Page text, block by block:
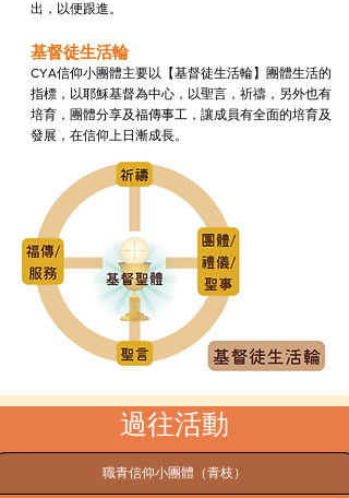
出，以便跟進。
基督徒生活輪
CYA信仰小團體主要以【基督徒生活輪】團體生活的
指標，以耶穌基督為中心，以聖言，祈禱，另外也有
培育，團體分享及福傳事工，讓成員有全面的培育及
發展，在信仰上日漸成長。
過往活動
職青信仰小團體（青枝）